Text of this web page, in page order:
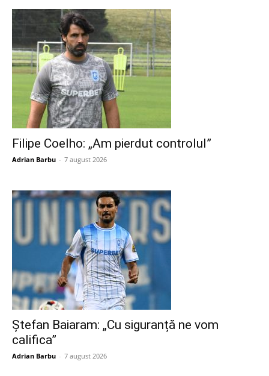
Filipe Coelho: „Am pierdut controlul”
Adrian Barbu - 7 august 2026
Ștefan Baiaram: „Cu siguranță ne vom
califica”
Adrian Barbu - 7 august 2026